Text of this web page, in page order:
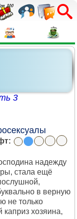
3
надежду
стала ещё
в верную
не только
хозяина,